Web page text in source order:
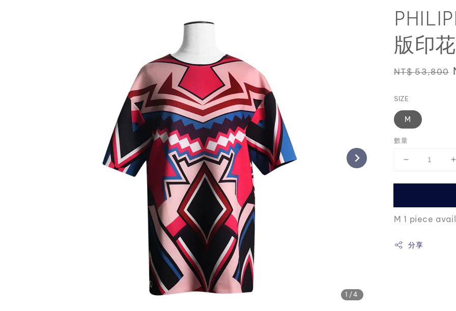
1 /4
版印
Regular
NT$ 53,800
SIZE
M
數量
M 1 piece
分享